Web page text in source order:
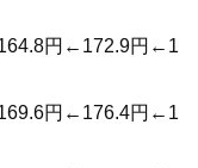
円←172.9円←1
円←176.4円←1